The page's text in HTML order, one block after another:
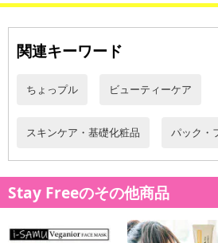
・原産国（最終加工地）：日本
・原材料/材質/素材：
成分：水、グリセリン、BG、エタノー
ン酸3Na、テトラヘキシルデカン酸アス
エキス、ドクダミエキス、ハトムギ種子
バクチオール、タイサンボク葉エキス、
キス、オウゴン根エキス、イタドリ根エ
チャ葉エキス、ローズマリー葉エキス、
ール、レシチン、ポリソルベート80、キ
関連キーワード
ちょっプル ビューティーケア
スキンケア・基礎化粧品 パック・
Stay Freeのその他商品